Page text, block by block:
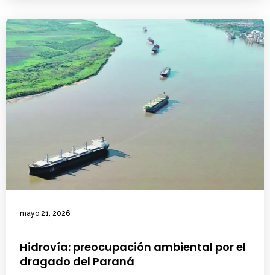
mayo 21, 2026
Hidrovía: preocupación ambiental por el
dragado del Paraná